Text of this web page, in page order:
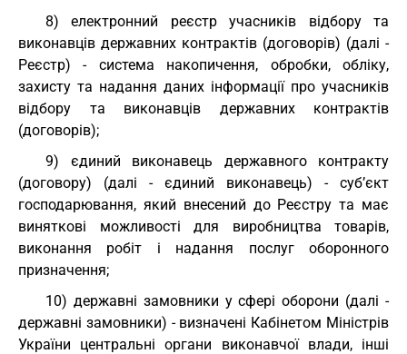
8) електронний реєстр учасників відбору та
виконавців державних контрактів (договорів) (далі -
Реєстр) - система накопичення, обробки, обліку,
захисту та надання даних інформації про учасників
відбору та виконавців державних контрактів
(договорів);
9) єдиний виконавець державного контракту
(договору) (далі - єдиний виконавець) - суб’єкт
господарювання, який внесений до Реєстру та має
виняткові можливості для виробництва товарів,
виконання робіт і надання послуг оборонного
призначення;
10) державні замовники у сфері оборони (далі -
державні замовники) - визначені Кабінетом Міністрів
України центральні органи виконавчої влади, інші